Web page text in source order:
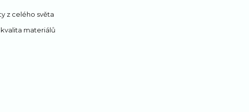
z celého světa
kvalita materiálů